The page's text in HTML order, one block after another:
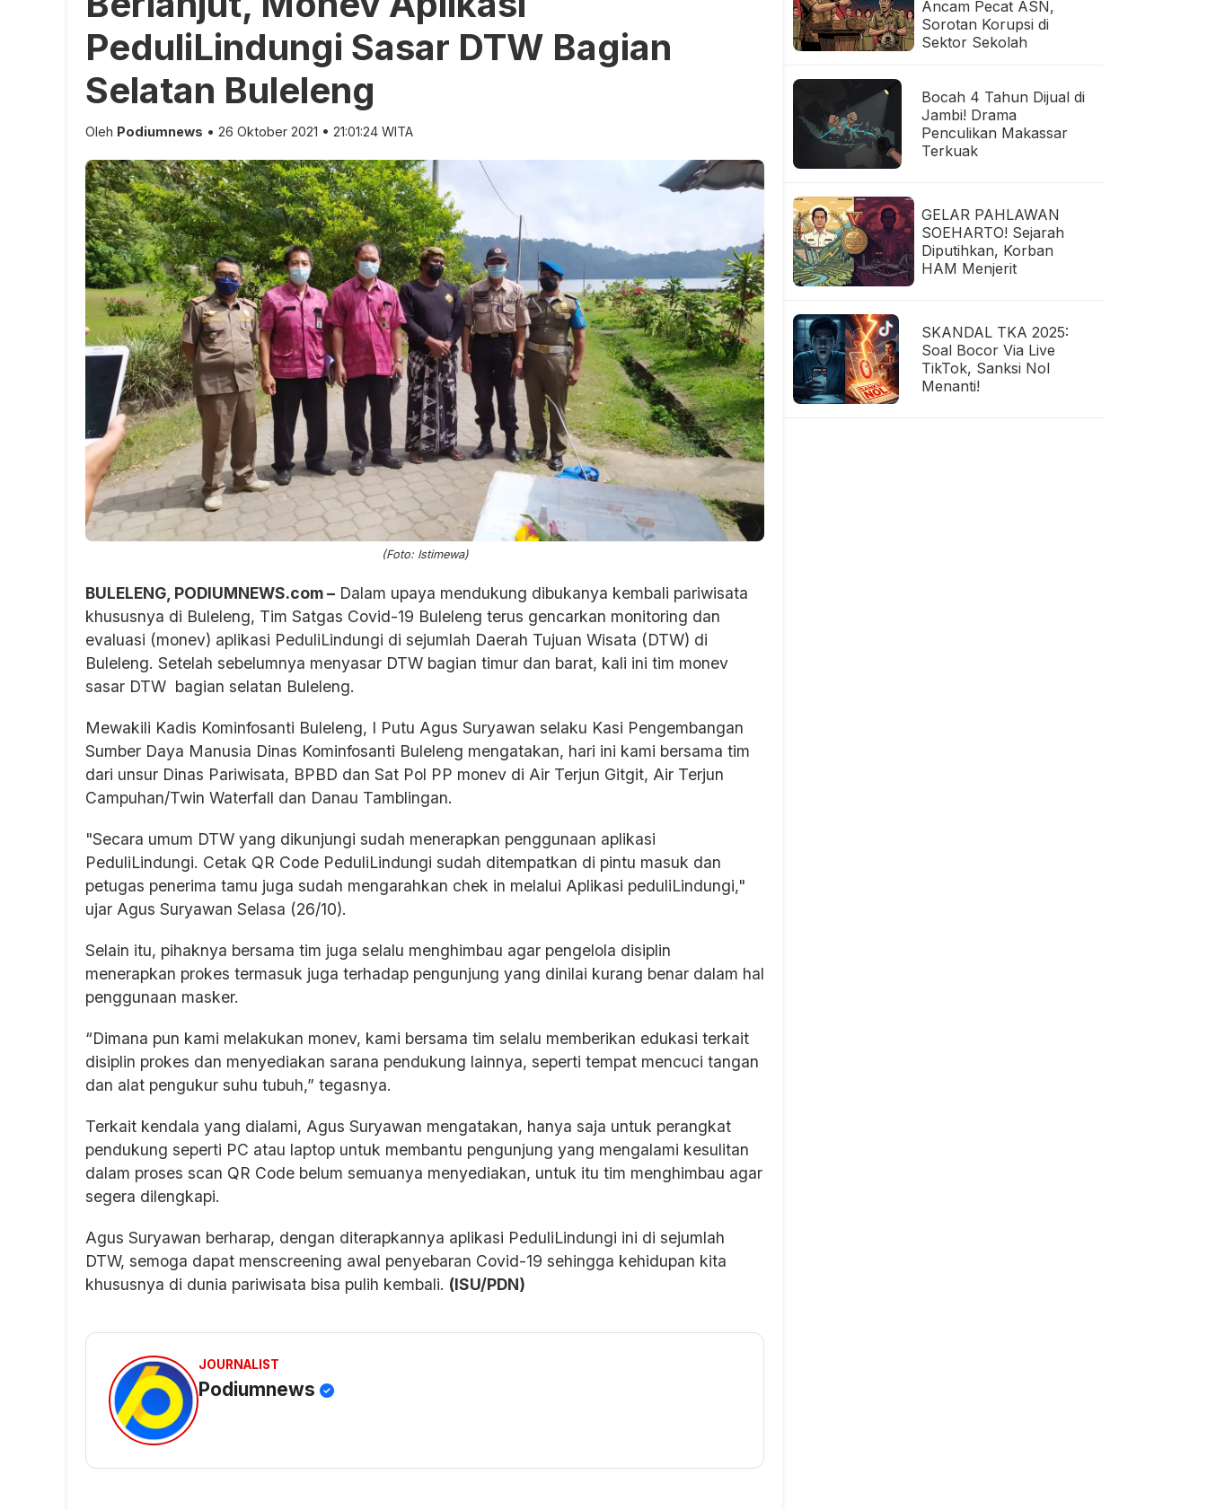
PeduliLindungi Sasar DTW Bagian
Selatan Buleleng
Oleh Podiumnews • 26 Oktober 2021 • 21:01:24 WITA
(Foto: Istimewa)
BULELENG, PODIUMNEWS.com – Dalam upaya mendukung dibukanya kembali pariwisata
khususnya di Buleleng, Tim Satgas Covid-19 Buleleng terus gencarkan monitoring dan
evaluasi (monev) aplikasi PeduliLindungi di sejumlah Daerah Tujuan Wisata (DTW) di
Buleleng. Setelah sebelumnya menyasar DTW bagian timur dan barat, kali ini tim monev
sasar DTW bagian selatan Buleleng.
Mewakili Kadis Kominfosanti Buleleng, I Putu Agus Suryawan selaku Kasi Pengembangan
Sumber Daya Manusia Dinas Kominfosanti Buleleng mengatakan, hari ini kami bersama tim
dari unsur Dinas Pariwisata, BPBD dan Sat Pol PP monev di Air Terjun Gitgit, Air Terjun
Campuhan/Twin Waterfall dan Danau Tamblingan.
"Secara umum DTW yang dikunjungi sudah menerapkan penggunaan aplikasi
PeduliLindungi. Cetak QR Code PeduliLindungi sudah ditempatkan di pintu masuk dan
petugas penerima tamu juga sudah mengarahkan chek in melalui Aplikasi peduliLindungi,"
ujar Agus Suryawan Selasa (26/10).
Selain itu, pihaknya bersama tim juga selalu menghimbau agar pengelola disiplin
menerapkan prokes termasuk juga terhadap pengunjung yang dinilai kurang benar dalam hal
penggunaan masker.
“Dimana pun kami melakukan monev, kami bersama tim selalu memberikan edukasi terkait
disiplin prokes dan menyediakan sarana pendukung lainnya, seperti tempat mencuci tangan
dan alat pengukur suhu tubuh,” tegasnya.
Terkait kendala yang dialami, Agus Suryawan mengatakan, hanya saja untuk perangkat
pendukung seperti PC atau laptop untuk membantu pengunjung yang mengalami kesulitan
dalam proses scan QR Code belum semuanya menyediakan, untuk itu tim menghimbau agar
segera dilengkapi.
Agus Suryawan berharap, dengan diterapkannya aplikasi PeduliLindungi ini di sejumlah
DTW, semoga dapat menscreening awal penyebaran Covid-19 sehingga kehidupan kita
khususnya di dunia pariwisata bisa pulih kembali. (ISU/PDN)
JOURNALIST
Podiumnews
Ancam Pecat ASN,
Sorotan Korupsi di
Sektor Sekolah
Bocah 4 Tahun Dijual di
Jambi! Drama
Penculikan Makassar
Terkuak
GELAR PAHLAWAN
SOEHARTO! Sejarah
Diputihkan, Korban
HAM Menjerit
SKANDAL TKA 2025:
Soal Bocor Via Live
TikTok, Sanksi Nol
Menanti!